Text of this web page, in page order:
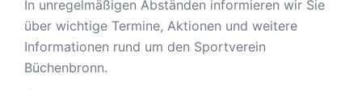
In unregelmäßigen Abständen informieren wir Sie
über wichtige Termine, Aktionen und weitere
Informationen rund um den Sportverein
Büchenbronn.